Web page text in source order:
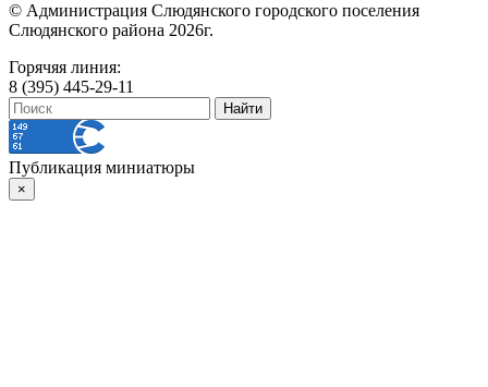
© Администрация Слюдянского городского поселения
Слюдянского района 2026г.
Горячяя линия:
8 (395) 445-29-11
Публикация миниатюры
×